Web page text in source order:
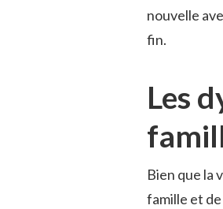
nouvelle
fin.
Les
Bien que la
famille et